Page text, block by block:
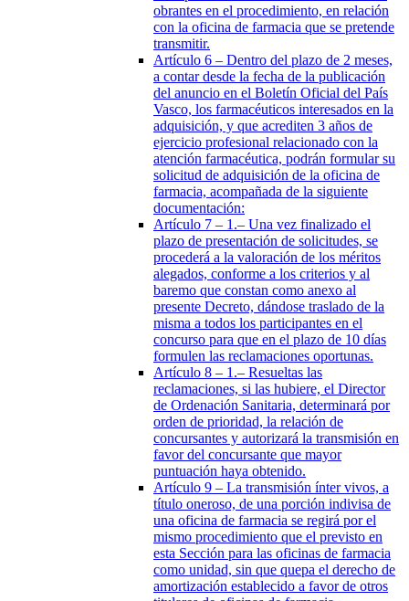
obrantes en el procedimiento, en relación
con la oficina de farmacia que se pretende
transmitir.
Artículo 6 – Dentro del plazo de 2 meses,
a contar desde la fecha de la publicación
del anuncio en el Boletín Oficial del País
Vasco, los farmacéuticos interesados en la
adquisición, y que acrediten 3 años de
ejercicio profesional relacionado con la
atención farmacéutica, podrán formular su
solicitud de adquisición de la oficina de
farmacia, acompañada de la siguiente
documentación:
Artículo 7 – 1.– Una vez finalizado el
plazo de presentación de solicitudes, se
procederá a la valoración de los méritos
alegados, conforme a los criterios y al
baremo que constan como anexo al
presente Decreto, dándose traslado de la
misma a todos los participantes en el
concurso para que en el plazo de 10 días
formulen las reclamaciones oportunas.
Artículo 8 – 1.– Resueltas las
reclamaciones, si las hubiere, el Director
de Ordenación Sanitaria, determinará por
orden de prioridad, la relación de
concursantes y autorizará la transmisión en
favor del concursante que mayor
puntuación haya obtenido.
Artículo 9 – La transmisión ínter vivos, a
título oneroso, de una porción indivisa de
una oficina de farmacia se regirá por el
mismo procedimiento que el previsto en
esta Sección para las oficinas de farmacia
como unidad, sin que quepa el derecho de
amortización establecido a favor de otros